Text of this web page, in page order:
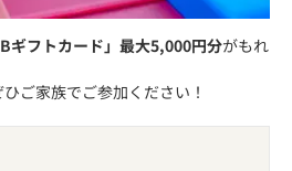
ギフトカード」最大5,000円分がもれ
ご家族でご参加ください！